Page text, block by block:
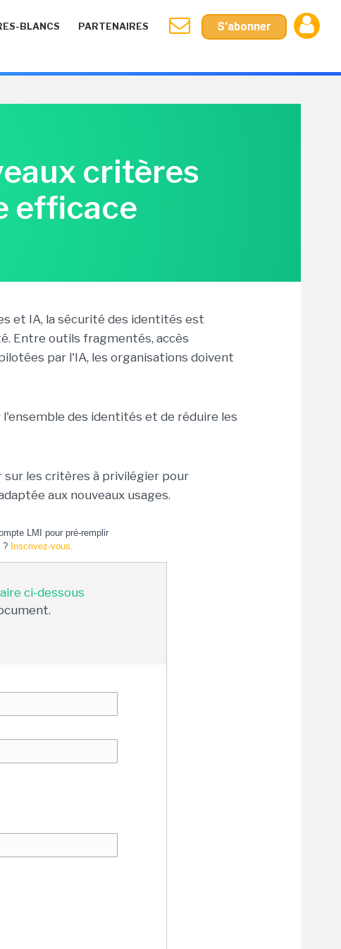
BLANCS PARTENAIRES S'abonner
critères
efficace
et IA, la sécurité des identités est
Entre outils fragmentés, accès
par l'IA, les organisations doivent
des identités et de réduire les
sur les critères à privilégier pour
aux nouveaux usages.
LMI pour pré-remplir
? Inscrivez-vous.
ci-dessous